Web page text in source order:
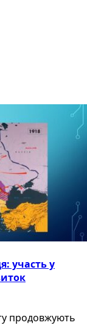
участь у
продовжують